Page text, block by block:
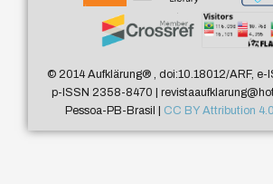
© 2014 Aufklärung®, doi:10.18012/ARF, e-
p-ISSN 2358-8470 |
Pessoa-PB-Brasil | CC BY Attribution